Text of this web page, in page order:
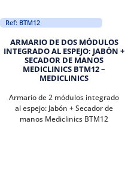
Ref: BTM12
ARMARIO DE DOS MÓDULOS
INTEGRADO AL ESPEJO: JABÓN +
SECADOR DE MANOS
MEDICLINICS BTM12 –
MEDICLINICS
Armario de 2 módulos integrado
al espejo: Jabón + Secador de
manos Mediclinics BTM12